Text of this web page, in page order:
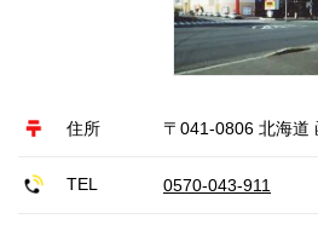
住所 〒041-0806 北海道
TEL 0570-043-911